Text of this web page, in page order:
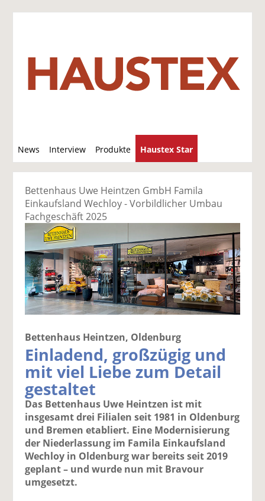
News Interview Produkte Haustex Star
u
c
Bettenhaus Uwe Heintzen GmbH Famila
Einkaufsland Wechloy - Vorbildlicher Umbau
Fachgeschäft 2025
Bettenhaus Heintzen, Oldenburg
Einladend, großzügig und
mit viel Liebe zum Detail
gestaltet
Das Bettenhaus Uwe Heintzen ist mit
insgesamt drei Filialen seit 1981 in Oldenburg
und Bremen etabliert. Eine Modernisierung
der Niederlassung im Famila Einkaufsland
Wechloy in Oldenburg war bereits seit 2019
geplant – und wurde nun mit Bravour
umgesetzt.